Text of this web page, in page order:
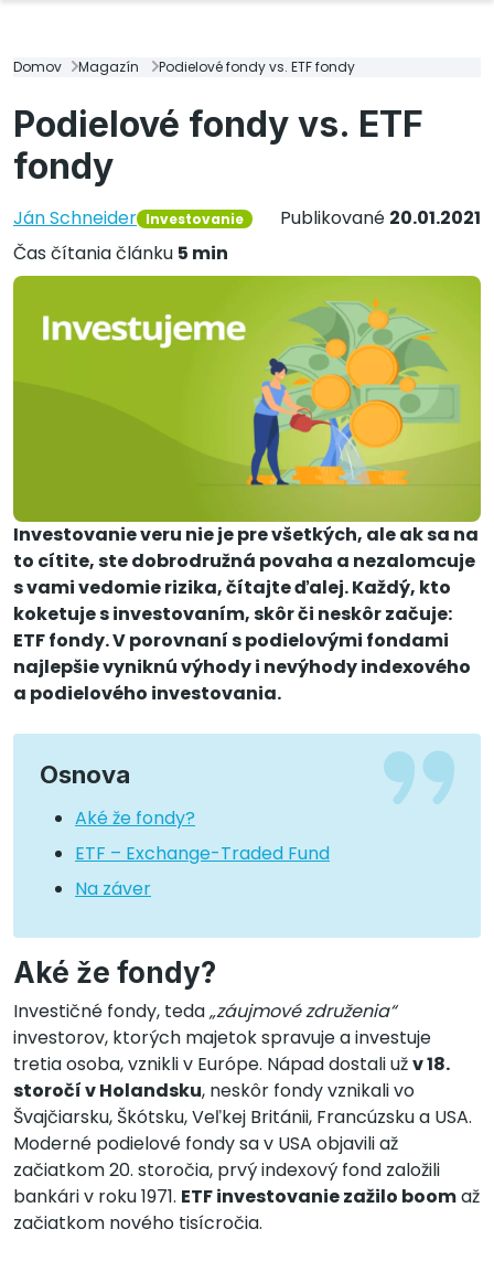
Domov Magazín Podielové fondy vs. ETF fondy
Podielové fondy vs. ETF
fondy
Ján Schneider Investovanie Publikované 20.01.2021
Čas čítania článku 5 min
Investovanie veru nie je pre všetkých, ale ak sa na
to cítite, ste dobrodružná povaha a nezalomcuje
s vami vedomie rizika, čítajte ďalej. Každý, kto
koketuje s investovaním, skôr či neskôr začuje:
ETF fondy. V porovnaní s podielovými fondami
najlepšie vyniknú výhody i nevýhody indexového
a podielového investovania.
Osnova
Aké že fondy?
ETF – Exchange-Traded Fund
Na záver
Aké že fondy?
Investičné fondy, teda„záujmové združenia“
investorov, ktorých majetok spravuje a investuje
tretia osoba, vznikli v Európe. Nápad dostali užv 18.
storočí v Holandsku, neskôr fondy vznikali vo
Švajčiarsku, Škótsku, Veľkej Británii, Francúzsku a USA.
Moderné podielové fondy sa v USA objavili až
začiatkom 20. storočia, prvý indexový fond založili
bankári v roku 1971. ETF investovanie zažilo boomaž
začiatkom nového tisícročia.